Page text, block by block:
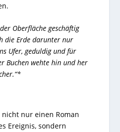
Oberfläche geschäftig
die Erde darunter nur
Ufer, geduldig und für
Buchen wehte hin und her
nicht nur einen Roman
Ereignis, sondern